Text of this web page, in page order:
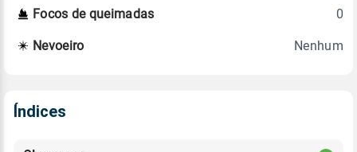
Focos de queimadas 0
Nevoeiro Nenhum
Índices